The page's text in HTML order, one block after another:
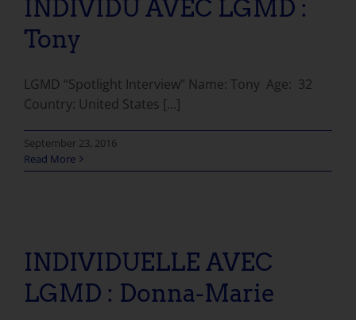
INDIVIDU AVEC LGMD :
Tony
LGMD “Spotlight Interview” Name: Tony Age: 32
Country: United States [...]
September 23, 2016
Read More
INDIVIDUELLE AVEC
LGMD : Donna-Marie